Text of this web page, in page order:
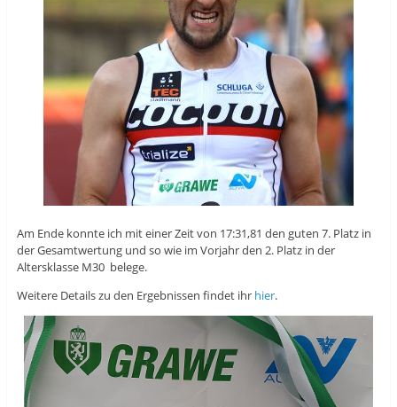
Am Ende konnte ich mit einer Zeit von 17:31,81 den guten 7. Platz in
der Gesamtwertung und so wie im Vorjahr den 2. Platz in der
Altersklasse M30 belege.
Weitere Details zu den Ergebnissen findet ihr hier.